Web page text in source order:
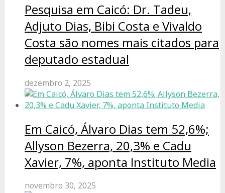
Pesquisa em Caicó: Dr. Tadeu,
Adjuto Dias, Bibi Costa e Vivaldo
Costa são nomes mais citados para
deputado estadual
dezembro 2, 2025
Em Caicó, Álvaro Dias tem 52,6%;
Allyson Bezerra, 20,3% e Cadu
Xavier, 7%, aponta Instituto Media
novembro 30, 2025